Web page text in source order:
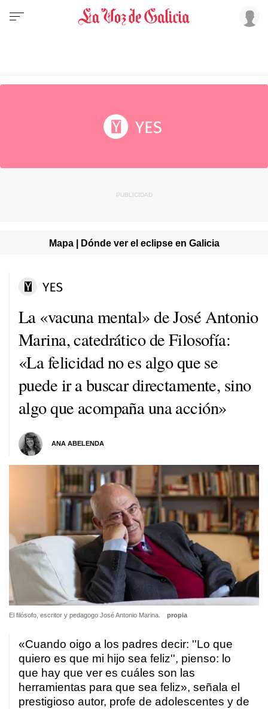
Mapa | Dónde ver el eclipse en Galicia
La «vacuna mental» de José Antonio
Marina, catedrático de Filosofía:
«La felicidad no es algo que se
puede ir a buscar directamente, sino
algo que acompaña una acción»
ANA ABELENDA
El filósofo, escritor y pedagogo José Antonio Marina. propia
«Cuando oigo a los padres decir: ''Lo que
quiero es que mi hijo sea feliz'', pienso: lo
que hay que ver es cuáles son las
herramientas para que sea feliz», señala el
prestigioso autor, profe de adolescentes y de